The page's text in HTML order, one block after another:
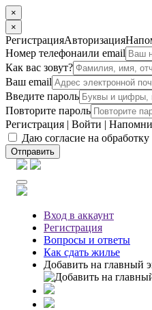
×
×
РегистрацияАвторизация
Номер телефонаили email
Как вас зовут?
Ваш email
Введите пароль
Повторите пароль
Регистрация | Войти |
Даю согласие на
Отправить
Вход в аккаунт
Регистрация
Вопросы и ответы
Как сдать жилье
Добавить на главный